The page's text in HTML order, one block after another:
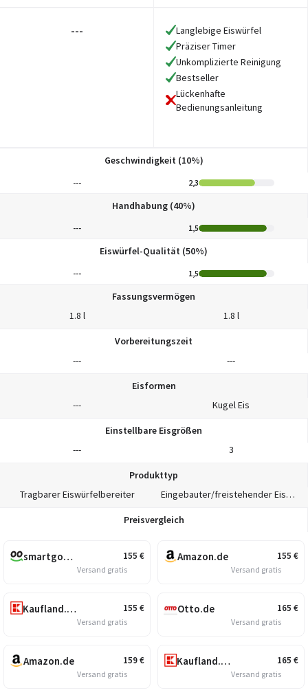
---
Langlebige Eiswürfel
Präziser Timer
Unkomplizierte Reinigung
Bestseller
Lückenhafte
Bedienungsanleitung
Geschwindigkeit (10%)
--- 2,3
Handhabung (40%)
--- 1,5
Eiswürfel-Qualität (50%)
--- 1,5
Fassungsvermögen
1.8 l
1.8 l
Vorbereitungszeit
---
---
Eisformen
---
Kugel Eis
Einstellbare Eisgrößen
---
3
Produkttyp
Tragbarer Eiswürfelbereiter
Eingebauter/freistehender Eiswürfelbereiter
Preisvergleich
155 €
smartgoods.de
Versand gratis
155 €
Kaufland.de
Versand gratis
159€
Amazon.de
Versand gratis
155 €
Amazon.de
Versand gratis
165 €
Otto.de
Versand gratis
165 €
Kaufland.de
Versand gratis